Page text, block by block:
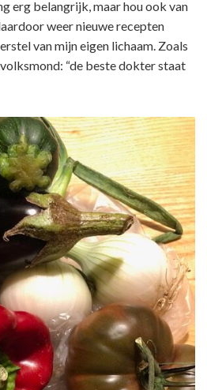
erg belangrijk, maar hou ook van
weer nieuwe recepten
van mijn eigen lichaam. Zoals
“de beste dokter staat